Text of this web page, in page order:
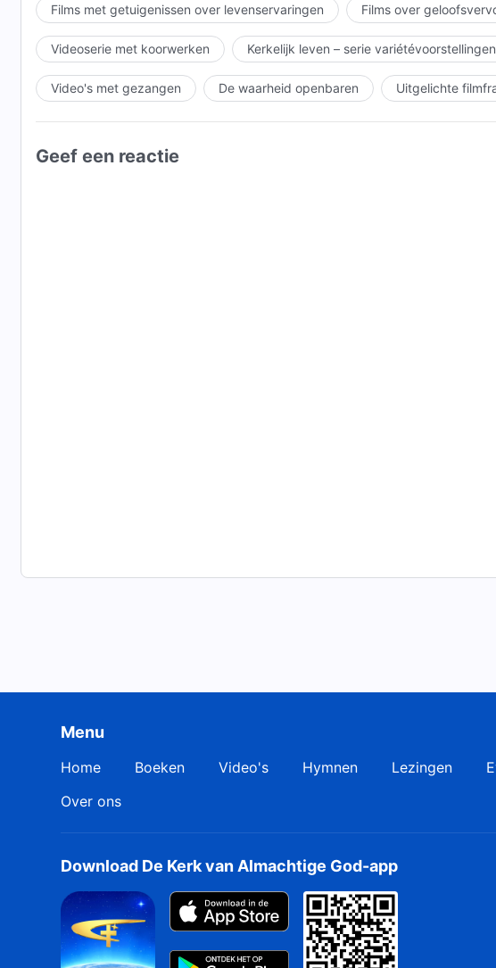
Bij het doen van mijn plicht ervaar ik Gods werk
en ontvang ik de verlichting van de Heilige Geest; mijn leven groeit
Gereinigd door het oordeel, ben ik in staat me waarlijk aan God te
dit is Gods zegen!
Lof, lof, grote lof! Zie wie er zo vreugdevol danst!
uit: Volg het Lam en zing een nieuw lied
Films met getuigenissen over levenservaringen Films over
Videoserie met koorwerken Kerkelijk leven – serie variétévoorstellingen
Video's met gezangen De waarheid openbaren Uitgelichte
Geef een reactie
Menu
Home Boeken Video's Hymnen Lezingen
Over ons
Download De Kerk van Almachtige God-app